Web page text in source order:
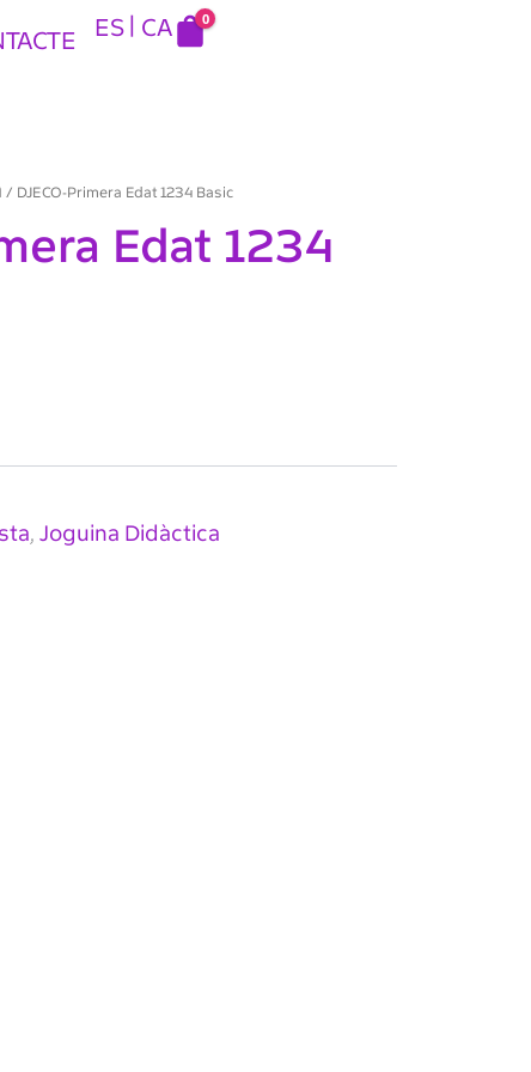
ES CA 0
/ DJECO-Primera Edat 1234 Basic
Edat 1234
, Joguina Didàctica